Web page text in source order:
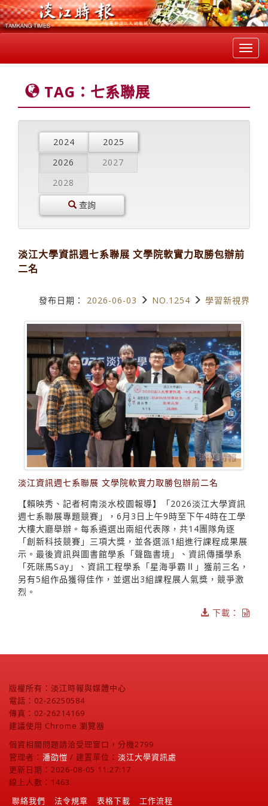
TAG：七系聯展
2024
2025
2026
2027
2028
查詢
淡江大學資訊週七系聯展 文學院軟實力取勝包辦前
二名
發布日期： 2026-06-03 NO.1254 學習新視界
淡江資訊週七系聯展 文學院軟實力取勝包辦前二名
【賴映秀、記者柯南淡水校園報導】「2026淡江大學資訊
週七系聯展專題競賽」，6月3日上午9時至下午4時在工學
大樓大廳舉辦。每系遴選出兩組代表隊，共14團隊角逐
「創新科技競賽」三項大獎，並各選派1組進行課程成果展
示。最後資訊與圖書館學系「聲臨書境」、資訊傳播學系
「死咪馬Say」、資訊工程學系「星海爭霸Ⅱ」獲前三名，
另有5組作品獲得佳作，並選出3組課程展人氣獎，競爭激
烈。
下載：
版權所有：淡江時報與媒體中心
電話：02-26250584
傳真：02-26214169
建議使用 Chrome 瀏覽器
個資相關問題請洽受理窗口，分機2799
管理者： 潘劭愷 / 建置單位： 淡江大學資訊處
更新日期：2026-08-05 11:27:17
線上人數：1463
聯絡我們
法令規章 表格下載 工作流程